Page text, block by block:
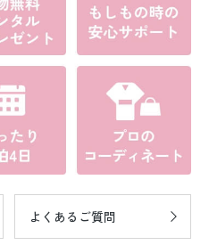
よくあるご質問